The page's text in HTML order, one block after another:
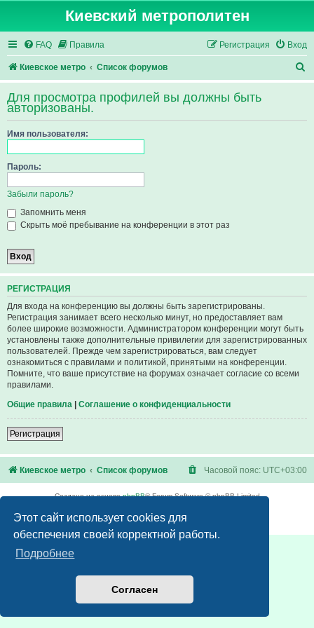
Этот сайт использует cookies для
обеспечения своей корректной работы.
Подробнее
Согласен
Киевский метрополитен
FAQ Правила Вход
Регистрация
Киевское метро Список форумов
о
с
Для просмотра профилей вы должны быть
авторизованы.
Имя пользователя:
Пароль:
Забыли пароль?
Запомнить меня
Скрыть моё пребывание на конференции в этот раз
РЕГИСТРАЦИЯ
Для входа на конференцию вы должны быть зарегистрированы.
Регистрация занимает всего несколько минут, но предоставляет вам
более широкие возможности. Администратором конференции могут быть
установлены также дополнительные привилегии для зарегистрированных
пользователей. Прежде чем зарегистрироваться, вам следует
ознакомиться с правилами и политикой, принятыми на конференции.
Помните, что ваше присутствие на форумах означает согласие со всеми
правилами.
Общие правила Соглашение о конфиденциальности
Регистрация
Киевское метро Список форумов Часовой пояс: UTC+03:00
Создано на основеphpBB® Forum Software © phpBB Limited
Конфиденциальность|Правила